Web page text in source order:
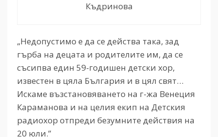
Къдринова
„Недопустимо е да се действа така, зад
гърба на децата и родителите им, да се
съсипва един 59-годишен детски хор,
известен в цяла България и в цял свят…
Искаме възстановяването на г-жа Венеция
Караманова и на целия екип на Детския
радиохор отпреди безумните действия на
20 юли.”